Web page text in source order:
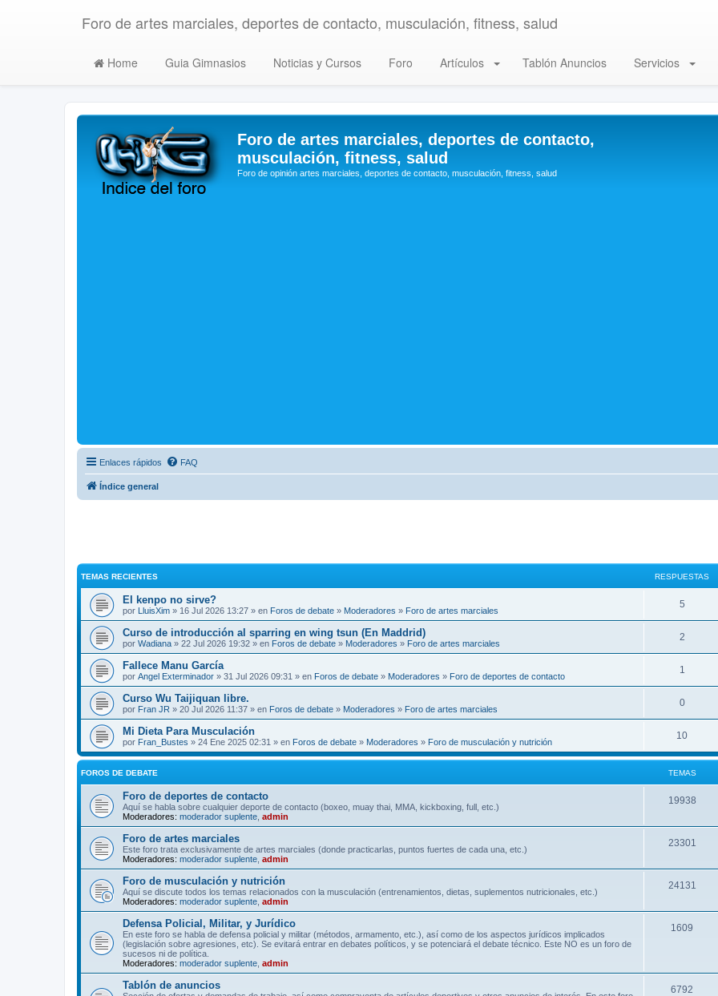
Foro de artes marciales, deportes de contacto, musculación, fitness, salud
Home Guia Gimnasios Noticias y Cursos Foro Artículos Tablón Anuncios Servicios
Foro de artes marciales, deportes de contacto,
musculación, fitness, salud
Foro de opinión artes marciales, deportes de contacto, musculación, fitness, salud
Enlaces rápidos FAQ
Índice general
TEMAS RECIENTES RESPUESTAS
El kenpo no sirve?
por LluisXim » 16 Jul 2026 13:27 » en Foros de debate » Moderadores » Foro de artes marciales
5
Curso de introducción al sparring en wing tsun (En Maddrid)
por Wadiana » 22 Jul 2026 19:32 » en Foros de debate » Moderadores » Foro de artes marciales
2
Fallece Manu García
por Angel Exterminador » 31 Jul 2026 09:31 » en Foros de debate » Moderadores » Foro de deportes de contacto
1
Curso Wu Taijiquan libre.
por Fran JR » 20 Jul 2026 11:37 » en Foros de debate » Moderadores » Foro de artes marciales
0
Mi Dieta Para Musculación
por Fran_Bustes » 24 Ene 2025 02:31 » en Foros de debate » Moderadores » Foro de musculación y nutrición
10
FOROS DE DEBATE TEMAS
Foro de deportes de contacto
Aquí se habla sobre cualquier deporte de contacto (boxeo, muay thai, MMA, kickboxing, full, etc.)
Moderadores: moderador suplente admin
19938
Foro de artes marciales
Este foro trata exclusivamente de artes marciales (donde practicarlas, puntos fuertes de cada una, etc.)
Moderadores: moderador suplente admin
23301
Foro de musculación y nutrición
Aquí se discute todos los temas relacionados con la musculación (entrenamientos, dietas, suplementos nutricionales, etc.)
Moderadores: moderador suplente admin
24131
Defensa Policial, Militar, y Jurídico
En este foro se habla de defensa policial y militar (métodos, armamento, etc.), así como de los aspectos jurídicos implicados
(legislación sobre agresiones, etc). Se evitará entrar en debates políticos, y se potenciará el debate técnico. Este NO es un foro de
sucesos ni de política.
Moderadores: moderador suplente admin
1609
Tablón de anuncios 6792